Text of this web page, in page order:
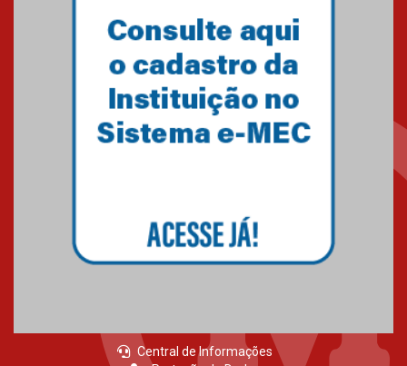
Como os pais podem investir
na educação dos filhos além da
escola
docentes para debater
inovação e desafios da
educação superior
04.08.2026
Central de Informações